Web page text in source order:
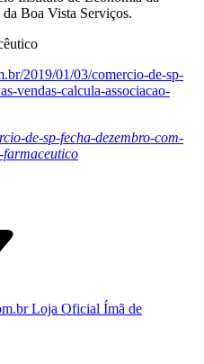
da Boa Vista Serviços.
2019/01/03/comercio-de-sp-
vendas-calcula-associacao-
de-sp-fecha-dezembro-com-
farmaceutico
Loja Oficial Ímã de